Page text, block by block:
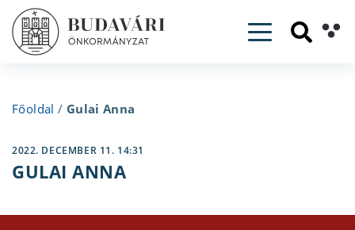
Toggle
Főoldal / Gulai Anna
2022. DECEMBER 11. 14:31
GULAI ANNA